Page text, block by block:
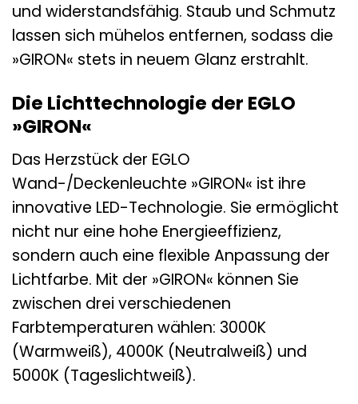
und widerstandsfähig. Staub und Schmutz
lassen sich mühelos entfernen, sodass die
»GIRON« stets in neuem Glanz erstrahlt.
Die Lichttechnologie der EGLO
»GIRON«
Das Herzstück der EGLO
Wand-/Deckenleuchte »GIRON« ist ihre
innovative LED-Technologie. Sie ermöglicht
nicht nur eine hohe Energieeffizienz,
sondern auch eine flexible Anpassung der
Lichtfarbe. Mit der »GIRON« können Sie
zwischen drei verschiedenen
Farbtemperaturen wählen: 3000K
(Warmweiß), 4000K (Neutralweiß) und
5000K (Tageslichtweiß).